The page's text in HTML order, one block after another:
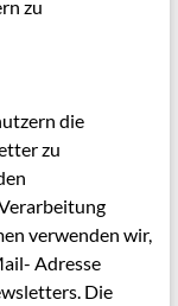
zu
die
zu
verwenden wir,
Adresse
Die